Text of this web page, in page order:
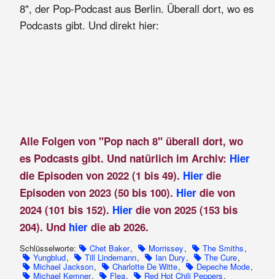
8", der Pop-Podcast aus Berlin. Überall dort, wo es
Podcasts gibt. Und direkt hier:
Alle Folgen von "Pop nach 8" überall dort, wo
es Podcasts gibt. Und natürlich im Archiv: Hier
die Episoden von 2022 (1 bis 49). Hierdie
Episoden von 2023 (50 bis 100). Hier die von
2024 (101 bis 152). Hier die von 2025 (153 bis
204). Und hier die ab 2026.
Schlüsselworte: Chet Baker, Morrissey, The Smiths,
Yungblud, Till Lindemann, Ian Dury, The Cure,
Michael Jackson, Charlotte De Witte, Depeche Mode,
Michael Kemner, Flea, Red Hot Chili Peppers,